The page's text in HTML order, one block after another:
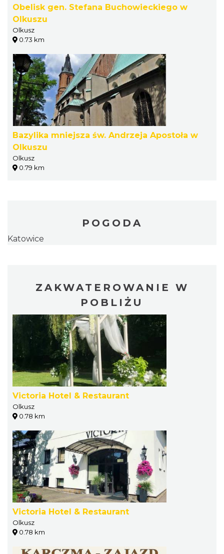
Obelisk gen. Stefana Buchowieckiego w
Olkuszu
Olkusz
0.73 km
Bazylika mniejsza św. Andrzeja Apostoła w
Olkuszu
Olkusz
0.79 km
POGODA
Katowice
ZAKWATEROWANIE W
POBLIŻU
Victoria Hotel & Restaurant
Olkusz
0.78 km
Victoria Hotel & Restaurant
Olkusz
0.78 km